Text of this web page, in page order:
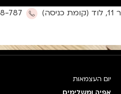
787
יום העצמאות